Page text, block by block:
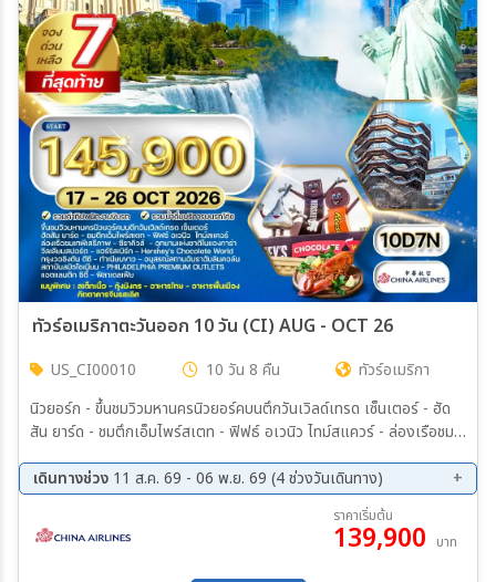
ทัวร์อเมริกาตะวันออก 10 วัน (CI) AUG - OCT 26
US_CI00010 10 วัน 8 คืน
ทัวร์อเมริกา
นิวยอร์ก - ขึ้นชมวิวมหานครนิวยอร์คบนตึกวันเวิลด์เทรด เซ็นเตอร์ - ฮัด
สัน ยาร์ด - ชมตึกเอ็มไพร์สเตท - ฟิฟธ์ อเวนิว ไทม์สแควร์ - ล่องเรือชม
ไนแองการ่า - ชมน้ำตกไนแองการา - ล่องเรือ MAID OF THE MIST -
FASHION OUTLET OF NIAGARA FALLS - ไนแองการ่า - วิลเลียม
สปอร์ต - แฮร์ริสเบิร์ก
เดินทางช่วง 11 ส.ค. 69 - 06 พ.ย. 69 (4 ช่วงวันเดินทาง)
01 ต.ค. 69 - 10 ต.ค. 69
17 ต.ค. 69 - 26 ต.ค. 69
31 ต.ค. 69 - 09 พ.ย. 69
ราคาเริ่มต้น
139,900 บาท